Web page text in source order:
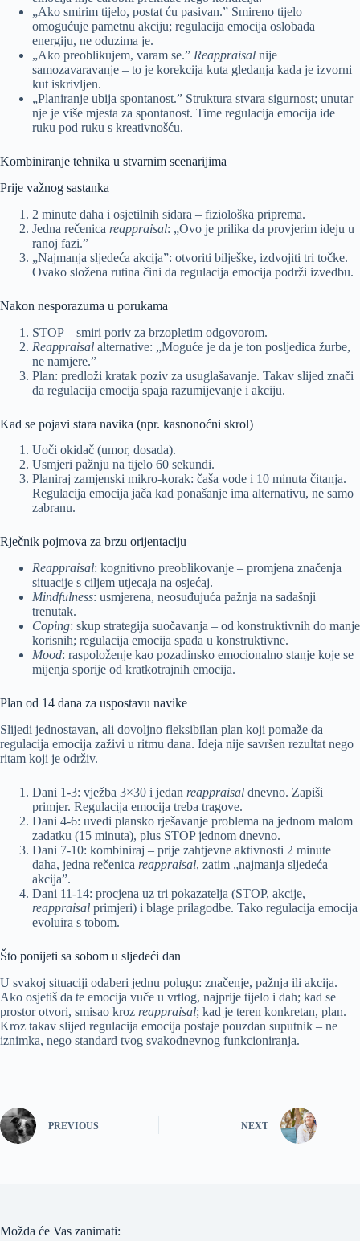
„Ako smirim tijelo, postat ću pasivan.” Smireno tijelo
omogućuje pametnu akciju; regulacija emocija oslobađa
energiju, ne oduzima je.
„Ako preoblikujem, varam se.” Reappraisal nije
samozavaravanje – to je korekcija kuta gledanja kada je izvorni
kut iskrivljen.
„Planiranje ubija spontanost.” Struktura stvara sigurnost; unutar
nje je više mjesta za spontanost. Time regulacija emocija ide
ruku pod ruku s kreativnošću.
Kombiniranje tehnika u stvarnim scenarijima
Prije važnog sastanka
2 minute daha i osjetilnih sidara – fiziološka priprema.
Jedna rečenica reappraisal: „Ovo je prilika da provjerim ideju u
ranoj fazi.”
„Najmanja sljedeća akcija”: otvoriti bilješke, izdvojiti tri točke.
Ovako složena rutina čini da regulacija emocija podrži izvedbu.
Nakon nesporazuma u porukama
STOP – smiri poriv za brzopletim odgovorom.
Reappraisal alternative: „Moguće je da je ton posljedica žurbe,
ne namjere.”
Plan: predloži kratak poziv za usuglašavanje. Takav slijed znači
da regulacija emocija spaja razumijevanje i akciju.
Kad se pojavi stara navika (npr. kasnonoćni skrol)
Uoči okidač (umor, dosada).
Usmjeri pažnju na tijelo 60 sekundi.
Planiraj zamjenski mikro-korak: čaša vode i 10 minuta čitanja.
Regulacija emocija jača kad ponašanje ima alternativu, ne samo
zabranu.
Rječnik pojmova za brzu orijentaciju
Reappraisal: kognitivno preoblikovanje – promjena značenja
situacije s ciljem utjecaja na osjećaj.
Mindfulness: usmjerena, neosuđujuća pažnja na sadašnji
trenutak.
Coping: skup strategija suočavanja – od konstruktivnih do manje
korisnih; regulacija emocija spada u konstruktivne.
Mood: raspoloženje kao pozadinsko emocionalno stanje koje se
mijenja sporije od kratkotrajnih emocija.
Plan od 14 dana za uspostavu navike
Slijedi jednostavan, ali dovoljno fleksibilan plan koji pomaže da
regulacija emocija zaživi u ritmu dana. Ideja nije savršen rezultat nego
ritam koji je održiv.
Dani 1-3: vježba 3×30 i jedan reappraisal dnevno. Zapiši
primjer. Regulacija emocija treba tragove.
Dani 4-6: uvedi plansko rješavanje problema na jednom malom
zadatku (15 minuta), plus STOP jednom dnevno.
Dani 7-10: kombiniraj – prije zahtjevne aktivnosti 2 minute
daha, jedna rečenica reappraisal, zatim „najmanja sljedeća
akcija”.
Dani 11-14: procjena uz tri pokazatelja (STOP, akcije,
reappraisal primjeri) i blage prilagodbe. Tako regulacija emocija
evoluira s tobom.
Što ponijeti sa sobom u sljedeći dan
U svakoj situaciji odaberi jednu polugu: značenje, pažnja ili akcija.
Ako osjetiš da te emocija vuče u vrtlog, najprije tijelo i dah; kad se
prostor otvori, smisao kroz reappraisal; kad je teren konkretan, plan.
Kroz takav slijed regulacija emocija postaje pouzdan suputnik – ne
iznimka, nego standard tvog svakodnevnog funkcioniranja.
PREVIOUS NEXT
Možda će Vas zanimati: